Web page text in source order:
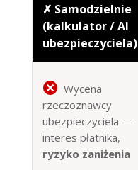
✗ Samodzielnie
(kalkulator / AI
ubezpieczyciela)
Wycena
rzeczoznawcy
ubezpieczyciela —
interes płatnika,
ryzyko zaniżenia